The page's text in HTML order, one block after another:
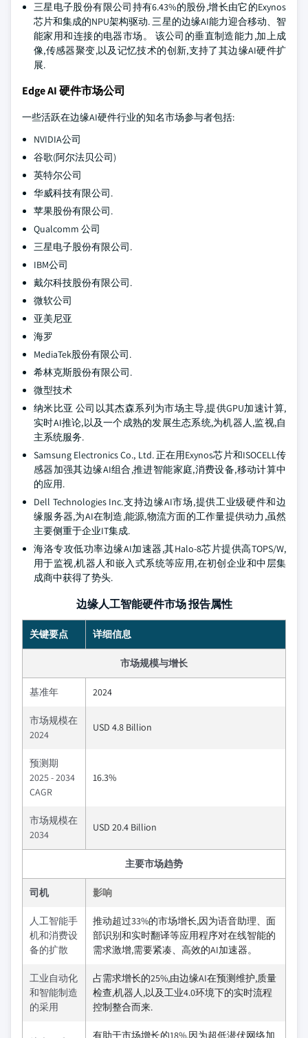
三星电子股份有限公司持有6.43%的股份,增长由它的Exynos
芯片和集成的NPU架构驱动. 三星的边缘AI能力迎合移动、智
能家用和连接的电器市场。 该公司的垂直制造能力,加上成
像,传感器聚变,以及记忆技术的创新,支持了其边缘AI硬件扩
展.
Edge AI 硬件市场公司
一些活跃在边缘AI硬件行业的知名市场参与者包括:
NVIDIA公司
谷歌(阿尔法贝公司)
英特尔公司
华威科技有限公司.
苹果股份有限公司.
Qualcomm 公司
三星电子股份有限公司.
IBM公司
戴尔科技股份有限公司.
微软公司
亚美尼亚
海罗
MediaTek股份有限公司.
希林克斯股份有限公司.
微型技术
纳米比亚 公司以其杰森系列为市场主导,提供GPU加速计算,
实时AI推论,以及一个成熟的发展生态系统,为机器人,监视,自
主系统服务.
Samsung Electronics Co., Ltd. 正在用Exynos芯片和ISOCELL传
感器加强其边缘AI组合,推进智能家庭,消费设备,移动计算中
的应用.
Dell Technologies Inc.支持边缘AI市场,提供工业级硬件和边
缘服务器,为AI在制造,能源,物流方面的工作量提供动力,虽然
主要侧重于企业IT集成.
海洛专攻低功率边缘AI加速器,其Halo-8芯片提供高TOPS/W,
用于监视,机器人和嵌入式系统等应用,在初创企业和中层集
成商中获得了势头.
边缘人工智能硬件市场 报告属性
关键要点 详细信息
市场规模与增长
基准年 2024
市场规模在
2024
USD 4.8 Billion
预测期
2025 - 2034
CAGR
16.3%
市场规模在
2034
USD 20.4 Billion
主要市场趋势
司机 影响
人工智能手
机和消费设
备的扩散
推动超过33%的市场增长,因为语音助理、面
部识别和实时翻译等应用程序对在线智能的
需求激增,需要紧凑、高效的AI加速器。
工业自动化
和智能制造
的采用
占需求增长的25%,由边缘AI在预测维护,质量
检查,机器人,以及工业4.0环境下的实时流程
控制整合而来.
有助于市场增长的18%,因为超低潜伏网络加